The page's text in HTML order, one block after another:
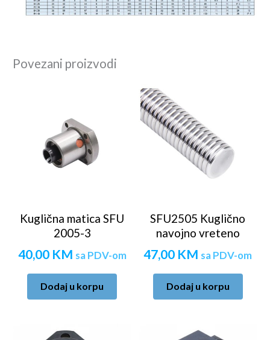
Povezani proizvodi
Kuglična matica SFU
2005-3
40,00 KM sa PDV-om
Dodaj u korpu
SFU2505 Kuglično
navojno vreteno
47,00 KM sa PDV-om
Dodaj u korpu